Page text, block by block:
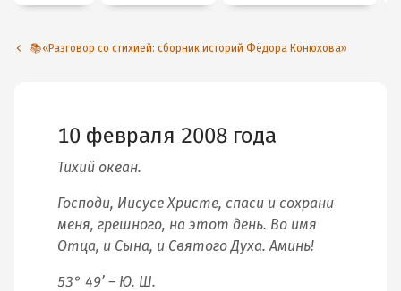
📚«Разговор со стихией: сборник историй Фёдора Конюхова»
10 февраля 2008 года
Тихий океан.
Господи, Иисусе Христе, спаси и сохрани
меня, грешного, на этот день. Во имя
Отца, и Сына, и Святого Духа. Аминь!
53° 49’ – Ю. Ш.